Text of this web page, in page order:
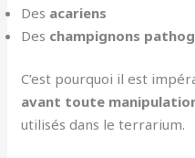
Des acariens
Des champignons
C’est pourquoi il est
avant toute
utilisés dans le terrarium.